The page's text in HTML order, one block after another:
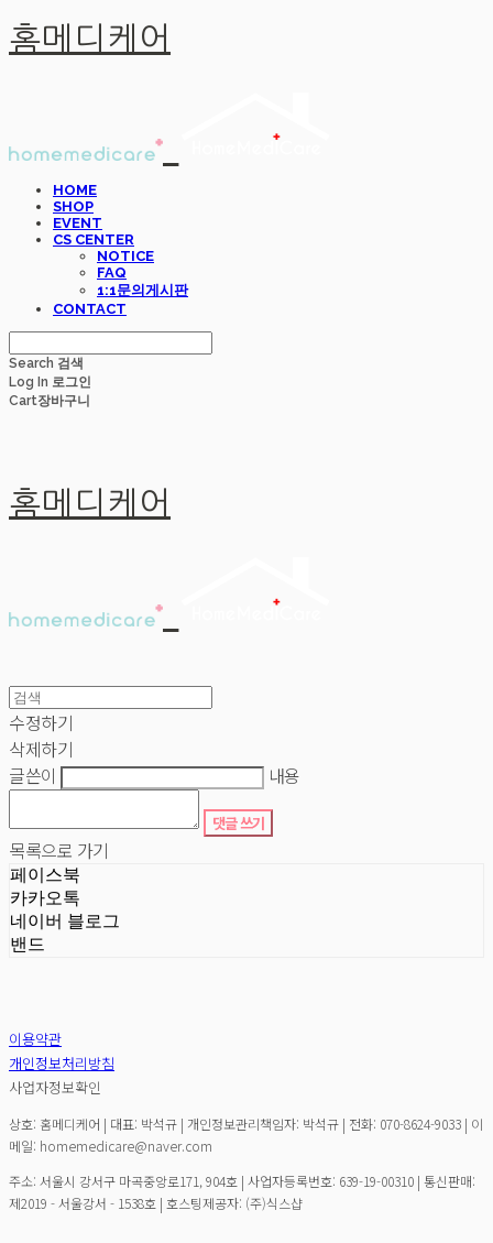
홈메디케어
HOME
SHOP
EVENT
CS CENTER
NOTICE
FAQ
1:1문의게시판
CONTACT
Search 검색
Log In 로그인
Cart장바구니
홈메디케어
수정하기
삭제하기
글쓴이
내용
댓글 쓰기
목록으로 가기
페이스북
카카오톡
네이버 블로그
밴드
이용약관
개인정보처리방침
사업자정보확인
상호: 홈메디케어 | 대표: 박석규 | 개인정보관리책임자: 박석규 | 전화: 070-8624-9033 | 이
메일: homemedicare@naver.com
주소: 서울시 강서구 마곡중앙로171, 904호 | 사업자등록번호: 639-19-00310 | 통신판매:
제2019 - 서울강서 - 1538호 | 호스팅제공자: (주)식스샵